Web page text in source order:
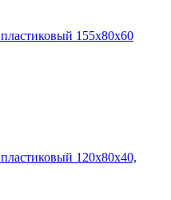
155x80x60
120x80x40,